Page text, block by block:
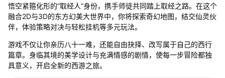
悟空紧箍化形的“取经人”身份，携手师徒共同踏上取经之路。在这个
融合2D与3D的东方幻美大世界中，你将探索奇幻地图，结交仙灵伙
伴，体验策略对决与轻松挂机等多元玩法。
游戏不仅让你亲历八十一难，还能自由抉择、改写属于自己的西行
篇章。身临其境的美学设计与充满情感的剧情，使每一步冒险都独
具意义，开启全新的西游之旅。